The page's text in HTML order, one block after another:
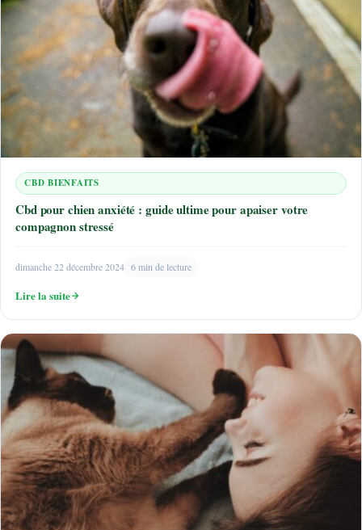
CBD BIENFAITS
Cbd pour chien anxiété : guide ultime pour apaiser votre
compagnon stressé
dimanche 22 décembre 2024 6 min de lecture
Lire la suite